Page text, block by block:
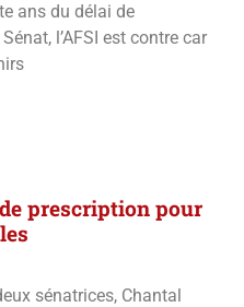
ans du délai de
l’AFSI est contre car
prescription pour
sénatrices, Chantal